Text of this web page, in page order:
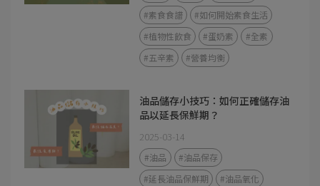
#素食食譜
#如何開始素食生活
#植物性飲食
#蛋奶素
#全素
#五辛素
#營養均衡
油品儲存小技巧：如何正確儲存油
品以延長保鮮期？
2025-03-14
#油品
#油品保存
#延長油品保鮮期
#油品氧化